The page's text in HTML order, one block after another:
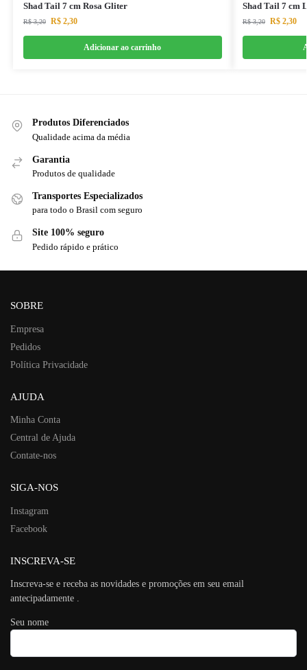
Shad Tail 7 cm Rosa Gliter
R$3,20 R$2,30
Adicionar ao carrinho
Shad Tail 7 cm
R$3,20 R$2,30
Produtos Diferenciados
Qualidade acima da média
Garantia
Produtos de qualidade
Transportes Especializados
para todo o Brasil com seguro
Site 100% seguro
Pedido rápido e prático
SOBRE
Empresa
Pedidos
Política Privacidade
AJUDA
Minha Conta
Central de Ajuda
Contate-nos
SIGA-NOS
Instagram
Facebook
INSCREVA-SE
Inscreva-se e receba as novidades e promoções em seu email
antecipadamente .
Seu nome